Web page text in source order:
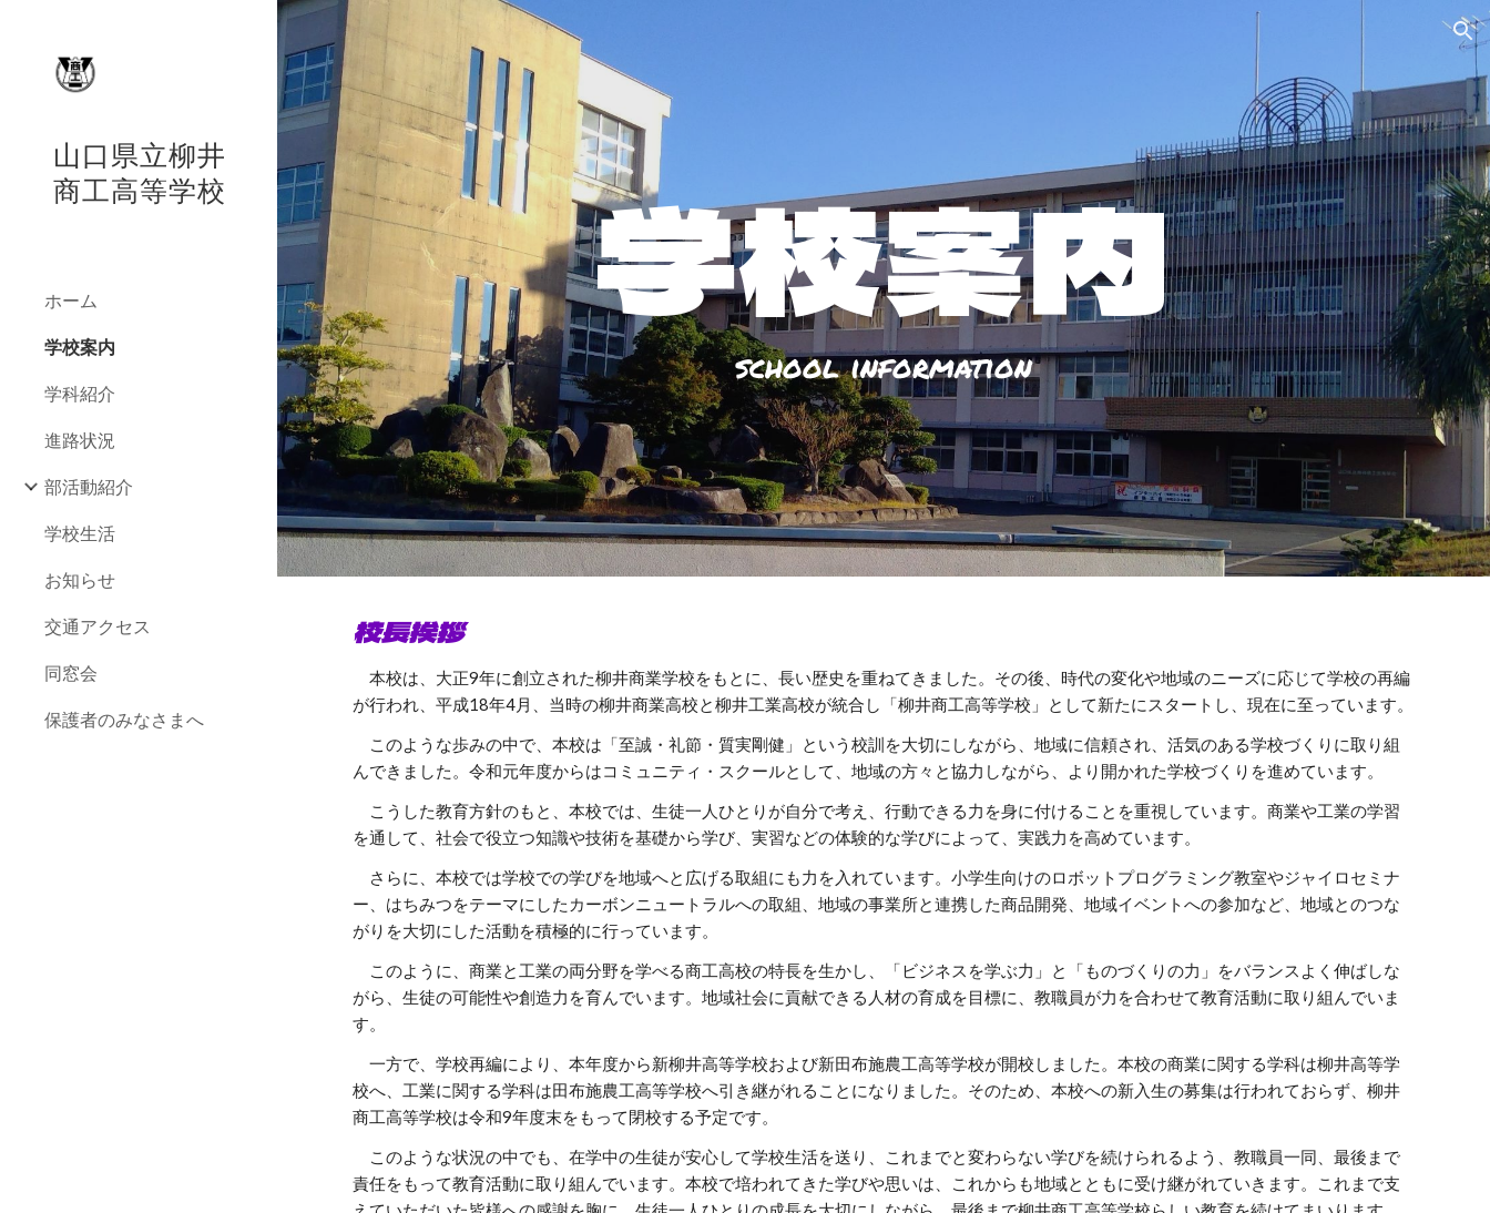
Skip to main content
山口県立柳井
商工高等学校
ホーム
学校案内
学科紹介
進路状況
部活動紹介
学校生活
お知らせ
交通アクセス
同窓会
保護者のみなさまへ
学校案内
school information
校長挨拶
本校は、大正9年に創立された柳井商業学校をもとに、長い歴史を重ねてきました。その後、時代の変化や地域のニーズに応じて学校の再編
が行われ、平成18年4月、当時の柳井商業高校と柳井工業高校が統合し「柳井商工高等学校」として新たにスタートし、現在に至っています。
このような歩みの中で、本校は「至誠・礼節・質実剛健」という校訓を大切にしながら、地域に信頼され、活気のある学校づくりに取り組
んできました。令和元年度からはコミュニティ・スクールとして、地域の方々と協力しながら、より開かれた学校づくりを進めています。
こうした教育方針のもと、本校では、生徒一人ひとりが自分で考え、行動できる力を身に付けることを重視しています。商業や工業の学習
を通して、社会で役立つ知識や技術を基礎から学び、実習などの体験的な学びによって、実践力を高めています。
さらに、本校では学校での学びを地域へと広げる取組にも力を入れています。小学生向けのロボットプログラミング教室やジャイロセミナ
ー、はちみつをテーマにしたカーボンニュートラルへの取組、地域の事業所と連携した商品開発、地域イベントへの参加など、地域とのつな
がりを大切にした活動を積極的に行っています。
このように、商業と工業の両分野を学べる商工高校の特長を生かし、「ビジネスを学ぶ力」と「ものづくりの力」をバランスよく伸ばしな
がら、生徒の可能性や創造力を育んでいます。地域社会に貢献できる人材の育成を目標に、教職員が力を合わせて教育活動に取り組んでいま
す。
一方で、学校再編により、本年度から新柳井高等学校および新田布施農工高等学校が開校しました。本校の商業に関する学科は柳井高等学
校へ、工業に関する学科は田布施農工高等学校へ引き継がれることになりました。そのため、本校への新入生の募集は行われておらず、柳井
商工高等学校は令和9年度末をもって閉校する予定です。
このような状況の中でも、在学中の生徒が安心して学校生活を送り、これまでと変わらない学びを続けられるよう、教職員一同、最後まで
責任をもって教育活動に取り組んでいます。本校で培われてきた学びや思いは、これからも地域とともに受け継がれていきます。これまで支